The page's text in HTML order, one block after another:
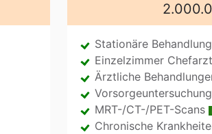
Stationäre Behandlung
Einzelzimmer Chefarzt
Ärztliche
MRT-/CT-/PET-Scans
Chronische